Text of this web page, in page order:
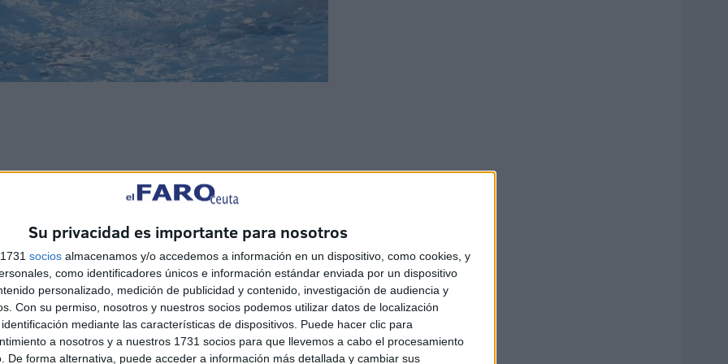
Su privacidad es importante para nosotros
socios almacenamos y/o accedemos a información en un dispositivo, como cookies, y
como identificadores únicos e información estándar enviada por un dispositivo
personalizado, medición de publicidad y contenido, investigación de audiencia y
Con su permiso, nosotros y nuestros socios podemos utilizar datos de localización
mediante las características de dispositivos. Puede hacer clic para
a nosotros y a nuestros 1731 socios para que llevemos a cabo el procesamiento
De forma alternativa, puede acceder a información más detallada y cambiar sus
los cuartos de final que enfrentaba al
comenzaron dominando el partido.
para vivir con intensidad esta fase final